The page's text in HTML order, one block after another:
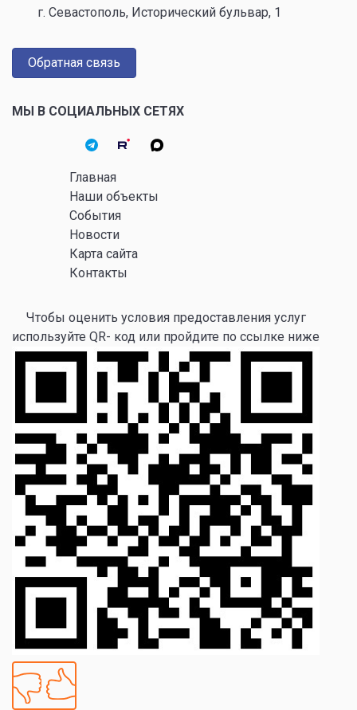
г. Севастополь, Исторический бульвар, 1
Обратная связь
МЫ В СОЦИАЛЬНЫХ СЕТЯХ
Главная
Наши объекты
События
Новости
Карта сайта
Контакты
Чтобы оценить условия предоставления услуг
используйте QR- код или пройдите по ссылке ниже